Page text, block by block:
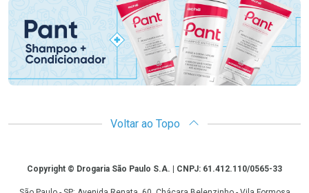
Voltar ao Topo
CopyrightCopyright © Drogaria São Paulo S.A. | CNPJ: 61.412.110/0565-33